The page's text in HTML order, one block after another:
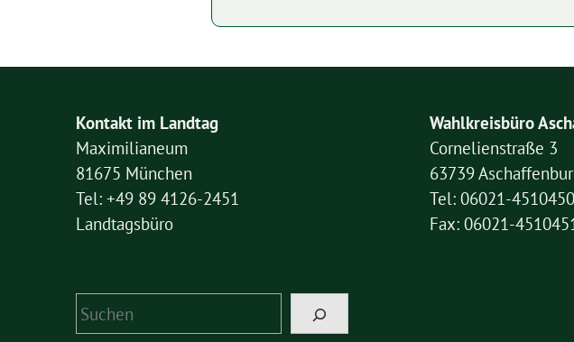
Kontakt im Landtag
Maximilianeum
81675 München
Tel: +49 89 4126-2451
Landtagsbüro
Wahlkreisbüro
Cornelienstraße 3
63739
Tel: 06021-4510450
Fax: 06021-
Suchen